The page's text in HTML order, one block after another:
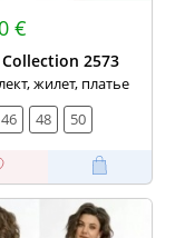
€
2573
жилет, платье
46 48 50